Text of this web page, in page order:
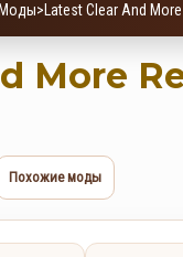
Моды> Latest Clear And
More
Похожие моды